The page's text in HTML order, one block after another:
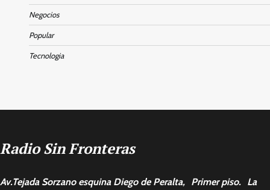
Negocios
Popular
Tecnologia
Radio Sin Fronteras
Av.Tejada Sorzano esquina Diego de Peralta, Primer piso. La